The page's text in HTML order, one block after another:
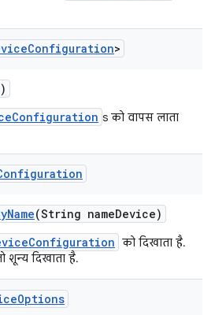
Configuration>
s को वापस लाता
Name(String nameDevice)
को दिखाता है.
शून्य दिखाता है.
Options